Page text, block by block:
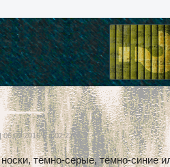
| 06.03.2016 г. в 02:22
тёмно-серые, тёмно-синие